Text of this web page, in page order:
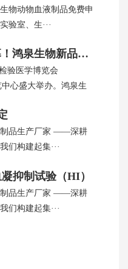
物动物血液制品免费申
验室、生···
杭州CACLP圆满落幕！鸿泉生物新品引全球瞩目
验医学博览会
中心盛大举办。鸿泉生
制品生产厂家 ——深耕
们构建起集···
抑制试验（HI）
制品生产厂家 ——深耕
们构建起集···